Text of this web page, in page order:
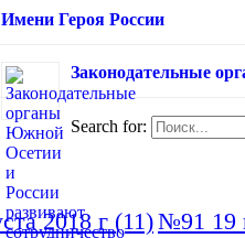
Имени Героя России
Законодательные
Search for:
2018 г (11)№91 19